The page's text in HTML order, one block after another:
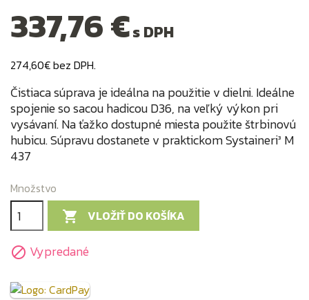
337,76 €s DPH
274,60€ bez DPH.
Čistiaca súprava je ideálna na použitie v dielni. Ideálne
spojenie so sacou hadicou D36, na veľký výkon pri
vysávaní. Na ťažko dostupné miesta použite štrbinovú
hubicu. Súpravu dostanete v praktickom Systaineri³ M
437
Množstvo

VLOŽIŤ DO KOŠÍKA
 Vypredané